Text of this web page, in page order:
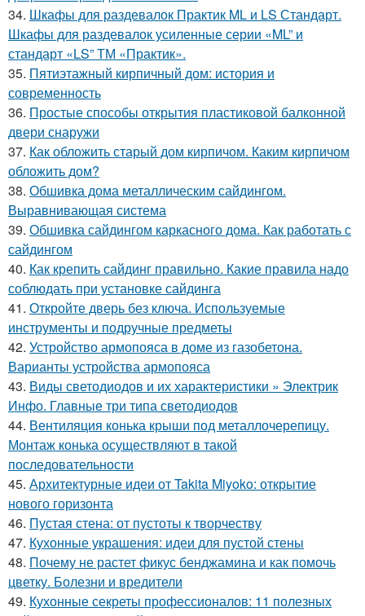
34. Шкафы для раздевалок Практик ML и LS Стандарт.
Шкафы для раздевалок усиленные серии «ML” и
стандарт «LS” ТМ «Практик».
35. Пятиэтажный кирпичный дом: история и
современность
36. Простые способы открытия пластиковой балконной
двери снаружи
37. Как обложить старый дом кирпичом. Каким кирпичом
обложить дом?
38. Обшивка дома металлическим сайдингом.
Выравнивающая система
39. Обшивка сайдингом каркасного дома. Как работать с
сайдингом
40. Как крепить сайдинг правильно. Какие правила надо
соблюдать при установке сайдинга
41. Откройте дверь без ключа. Используемые
инструменты и подручные предметы
42. Устройство армопояса в доме из газобетона.
Варианты устройства армопояса
43. Виды светодиодов и их характеристики » Электрик
Инфо. Главные три типа светодиодов
44. Вентиляция конька крыши под металлочерепицу.
Монтаж конька осуществляют в такой
последовательности
45. Архитектурные идеи от Takita Miyoko: открытие
нового горизонта
46. Пустая стена: от пустоты к творчеству
47. Кухонные украшения: идеи для пустой стены
48. Почему не растет фикус бенджамина и как помочь
цветку. Болезни и вредители
49. Кухонные секреты профессионалов: 11 полезных